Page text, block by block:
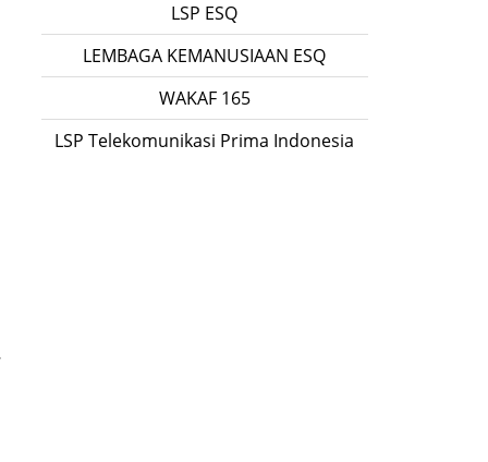
LSP ESQ
LEMBAGA KEMANUSIAAN ESQ
WAKAF 165
LSP Telekomunikasi Prima Indonesia